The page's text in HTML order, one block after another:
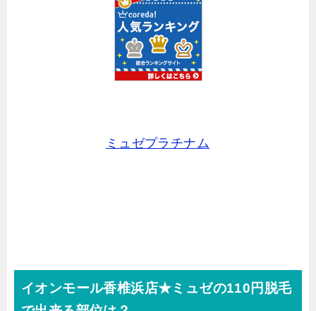
ミュゼプラチナム
イオンモール香椎浜店★ミュゼの110円脱毛